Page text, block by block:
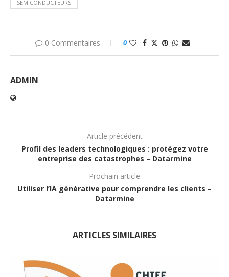
SEMICONDUCTEURS
0 Commentaires 0
ADMIN
Article précédent
Profil des leaders technologiques : protégez votre
entreprise des catastrophes – Datarmine
Prochain article
Utiliser l’IA générative pour comprendre les clients –
Datarmine
ARTICLES SIMILAIRES